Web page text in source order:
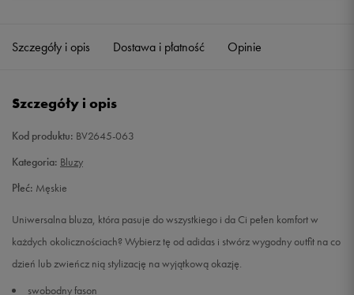
Szczegóły i opis Dostawa i płatność Opinie
Szczegóły i opis
Kod produktu: BV2645-063
Kategoria: Bluzy
Płeć: Męskie
Uniwersalna bluza, która pasuje do wszystkiego i da Ci pełen komfort w
każdych okolicznościach? Wybierz tę od adidas i stwórz wygodny outfit na co
dzień lub zwieńcz nią stylizację na wyjątkową okazję.
swobodny fason